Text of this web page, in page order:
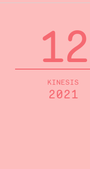
12
KINESIS
2021